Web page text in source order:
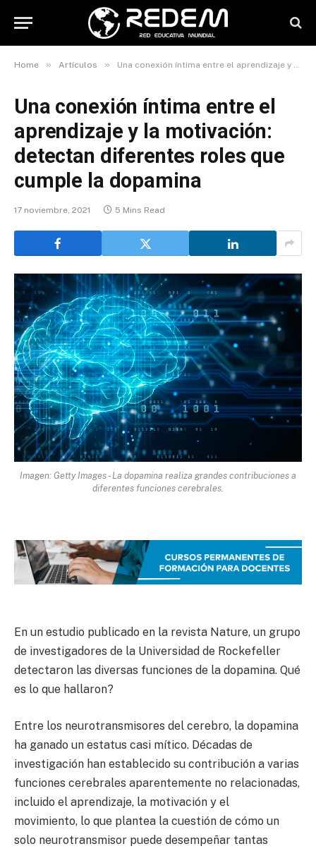
Home » Artículos » Una conexión íntima entre el aprendizaje y la motivación: detectan diferentes roles que cumple la dopamina
Una conexión íntima entre el
aprendizaje y la motivación:
detectan diferentes roles que
cumple la dopamina
17 noviembre, 2021 5 Mins Read
Imagen: Getty Images - La dopamina realiza grandes contribuciones a
diferentes funciones cerebrales.
En un estudio publicado en la revista Nature, un grupo
de investigadores de la Universidad de Rockefeller
detectaron las diversas funciones de la dopamina. Qué
es lo que hallaron?
Entre los neurotransmisores del cerebro, la dopamina
ha ganado un estatus casi mítico. Décadas de
investigación han establecido su contribución a varias
funciones cerebrales aparentemente no relacionadas,
incluido el aprendizaje, la motivación y el
movimiento, lo que plantea la cuestión de cómo un
solo neurotransmisor puede desempeñar tantas